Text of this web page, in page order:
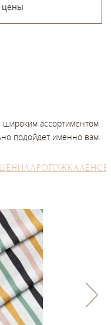
цены
широким ассортиментом
подойдет именно вам.
РОГОЖКАЛЕН